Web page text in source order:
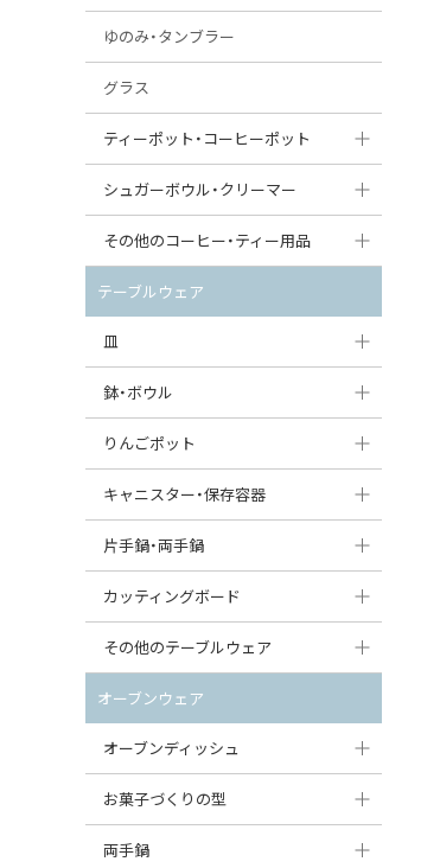
ゆのみ・タンブラー
グラス
ティーポット・コーヒーポット
ティーポット
コーヒーポット
シュガーボウル・クリーマー
シュガーボウル
クリーマー
その他のコーヒー・ティー用品
ポットウォーマー
ピッチャー
コーヒードリッパー
すべて見る
テーブルウェア
皿
大皿（24cm〜）
中皿（18〜24cm）
丸皿
スープ皿
ダルマプレート
たまご型プレート
ハート型プレート
鉢・ボウル
大鉢（21cm〜）
中鉢（16〜21cm）
丸鉢・どんぶり・ボウル
茶碗
オーバルボウル
ハートボウル
りんごポット
りんごポット
りんごポット小
キャニスター・保存容器
キャニスター
つぼ
ガーリックポット
オニオンキャニスター
ガーリックキャニスター
片手鍋・両手鍋
ソースパン（片手鍋）
スープチュリーン
カッティングボード
角型カッティングボード
丸型カッティングボード
すべて見る
その他のテーブルウェア
調味料入れ
グレイヴィーボート
エッグカップ
オーブンウェア
オーブンディッシュ
大型（24cm〜）
中型（18〜24cm）
お菓子づくりの型
パウンド型
両手鍋